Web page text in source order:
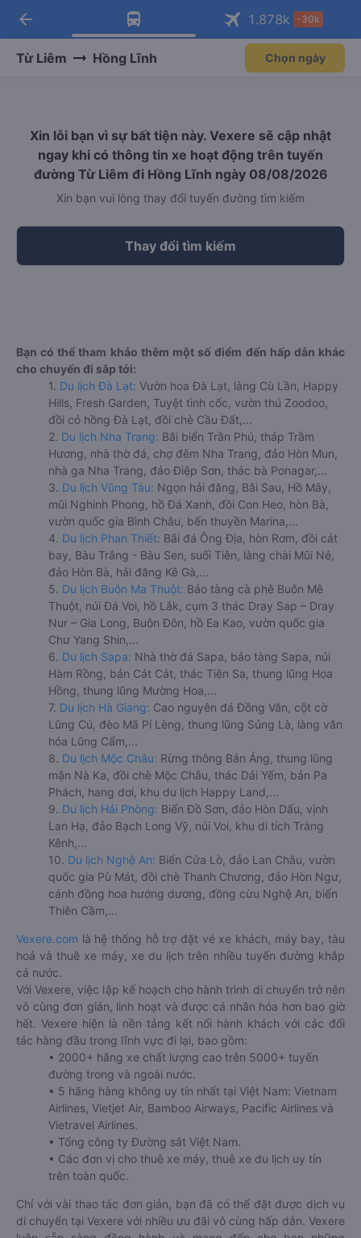
Tải app Vexere ngay!
Nhận ưu đãi thành viên độc
Mở app
Tải app Vexere
-30k/ghế khi đặt vé máy bay qua
Mở app
arrow_back 1.878k -30k
Từ Liêm Hồng Lĩnh Chọn ngày
Xin lỗi bạn vì sự bất tiện này. Vexere sẽ cập nhật
ngay khi có thông tin xe hoạt động trên tuyến
đường Từ Liêm đi Hồng Lĩnh ngày 08/08/2026
Xin bạn vui lòng thay đổi tuyến đường tìm kiếm
Thay đổi tìm kiếm
Bạn có thể tham khảo thêm một số điểm đến hấp dẫn khác
cho chuyến đi sắp tới:
1. Du lịch Đà Lạt: Vườn hoa Đà Lạt, làng Cù Lần, Happy
Hills, Fresh Garden, Tuyệt tình cốc, vườn thú Zoodoo,
đồi cỏ hồng Đà Lạt, đồi chè Cầu Đất,...
2. Du lịch Nha Trang: Bãi biển Trần Phú, tháp Trầm
Hương, nhà thờ đá, chợ đêm Nha Trang, đảo Hòn Mun,
nhà ga Nha Trang, đảo Điệp Sơn, thác bà Ponagar,...
3. Du lịch Vũng Tàu: Ngọn hải đăng, Bãi Sau, Hồ Mây,
mũi Nghinh Phong, hồ Đá Xanh, đồi Con Heo, hòn Bà,
vườn quốc gia Bình Châu, bến thuyền Marina,...
4. Du lịch Phan Thiết: Bãi đá Ông Địa, hòn Rơm, đồi cát
bay, Bàu Trắng - Bàu Sen, suối Tiên, làng chài Mũi Né,
đảo Hòn Bà, hải đăng Kê Gà,...
5. Du lịch Buôn Ma Thuột: Bảo tàng cà phê Buôn Mê
Thuột, núi Đá Voi, hồ Lắk, cụm 3 thác Dray Sap – Dray
Nur – Gia Long, Buôn Đôn, hồ Ea Kao, vườn quốc gia
Chư Yang Shin,...
6. Du lịch Sapa: Nhà thờ đá Sapa, bảo tàng Sapa, núi
Hàm Rồng, bản Cát Cát, thác Tiên Sa, thung lũng Hoa
Hồng, thung lũng Mường Hoa,...
7. Du lịch Hà Giang: Cao nguyên đá Đồng Văn, cột cờ
Lũng Cú, đèo Mã Pí Lèng, thung lũng Sủng Là, làng văn
hóa Lũng Cẩm,...
8. Du lịch Mộc Châu: Rừng thông Bản Áng, thung lũng
mận Nà Ka, đồi chè Mộc Châu, thác Dải Yếm, bản Pa
Phách, hang dơi, khu du lịch Happy Land,...
9. Du lịch Hải Phòng: Biển Đồ Sơn, đảo Hòn Dấu, vịnh
Lan Hạ, đảo Bạch Long Vỹ, núi Voi, khu di tích Tràng
Kênh,...
10. Du lịch Nghệ An: Biển Cửa Lò, đảo Lan Châu, vườn
quốc gia Pù Mát, đồi chè Thanh Chương, đảo Hòn Ngư,
cánh đồng hoa hướng dương, đồng cừu Nghệ An, biển
Thiên Cầm,...
Vexere.com là hệ thống hỗ trợ đặt vé xe khách, máy bay, tàu
hoả và thuê xe máy, xe du lịch trên nhiều tuyến đường khắp
cả nước.
Với Vexere, việc lập kế hoạch cho hành trình di chuyển trở nên
vô cùng đơn giản, linh hoạt và được cá nhân hóa hơn bao giờ
hết. Vexere hiện là nền tảng kết nối hành khách với các đối
tác hàng đầu trong lĩnh vực đi lại, bao gồm:
• 2000+ hãng xe chất lượng cao trên 5000+ tuyến
đường trong và ngoài nước.
• 5 hãng hàng không uy tín nhất tại Việt Nam: Vietnam
Airlines, Vietjet Air, Bamboo Airways, Pacific Airlines và
Vietravel Airlines.
• Tổng công ty Đường sắt Việt Nam.
• Các đơn vị cho thuê xe máy, thuê xe du lịch uy tín
trên toàn quốc.
Chỉ với vài thao tác đơn giản, bạn đã có thể đặt được dịch vụ
di chuyển tại Vexere với nhiều ưu đãi vô cùng hấp dẫn. Vexere